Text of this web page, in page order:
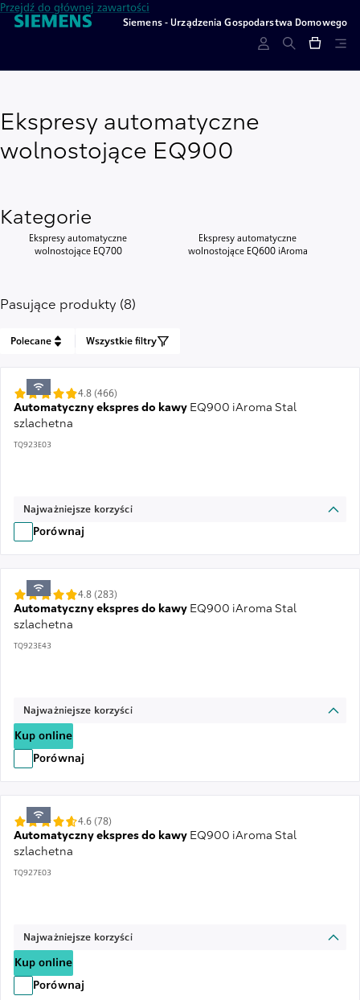
Przejdź do głównej zawartości
Siemens - Urządzenia Gospodarstwa Domowego
Ekspresy automatyczne
wolnostojące EQ900
Kategorie
Ekspresy automatyczne
wolnostojące EQ700
Ekspresy automatyczne
wolnostojące EQ600 iAroma
Pasujące produkty (8)
Polecane Wszystkie filtry
Automatyczny ekspres do kawy EQ900 iAroma Stal
szlachetna
TQ923E03
4.8 (466)
Najważniejsze korzyści
Porównaj
Automatyczny ekspres do kawy EQ900 iAroma Stal
szlachetna
TQ923E43
4.8 (283)
Najważniejsze korzyści
Kup online
Porównaj
Automatyczny ekspres do kawy EQ900 iAroma Stal
szlachetna
TQ927E03
4.6 (78)
Najważniejsze korzyści
Kup online
Porównaj